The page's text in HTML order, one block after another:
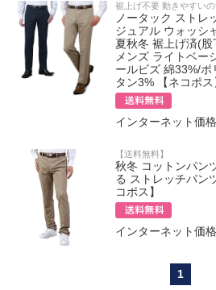
裾上げ不要 動きやすい
ノータック ストレ
ジュアル ウォッシ
夏秋冬 裾上げ済(
メンズ ライトベー
ールビズ 綿33%/
タン3% 【ネコポス
インターネット価
【送料無料】
秋冬 コットンパン
る ストレッチパン
コポス】
インターネット価
1